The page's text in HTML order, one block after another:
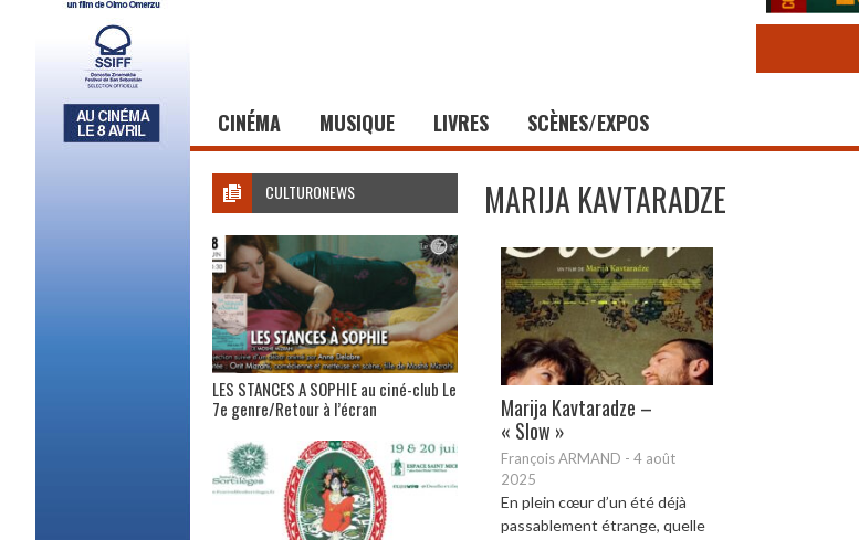
CINÉMA MUSIQUE LIVRES SCÈNES/EXPOS
MARIJA KAVTARADZE
Marija Kavtaradze –
« Slow »
François ARMAND - 4 août
2025
En plein cœur d’un été déjà
passablement étrange, quelle
CULTURONEWS
LES STANCES A SOPHIE au ciné-club Le
7e genre/Retour à l’écran